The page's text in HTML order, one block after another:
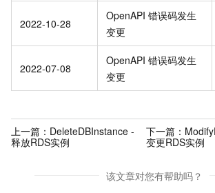
2022-10-28
OpenAPI 错误码发生
变更
2022-07-08
OpenAPI 错误码发生
变更
上一篇： DeleteDBInstance -
释放RDS实例
下一篇：
变更RDS实例
该文章对您有帮助吗？